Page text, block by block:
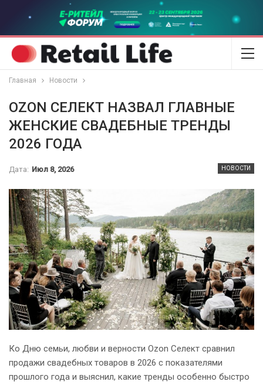
Главная Новости
OZON СЕЛЕКТ НАЗВАЛ ГЛАВНЫЕ
ЖЕНСКИЕ СВАДЕБНЫЕ ТРЕНДЫ
2026 ГОДА
НОВОСТИ
Дата: Июл 8, 2026
Ко Дню семьи, любви и верности Ozon Селект сравнил
продажи свадебных товаров в 2026 с показателями
прошлого года и выяснил, какие тренды особенно быстро